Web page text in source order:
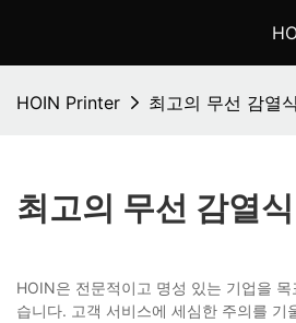
HOIN Printer 최고의 무선 감열
최고의 무선 감열
HOIN은 전문적이고 명성 있는 기업을
습니다. 고객 서비스에 세심한 주의를